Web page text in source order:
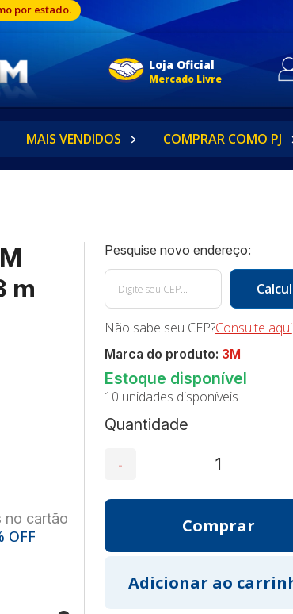
por estado.
Loja Oficial
Mercado Livre
MAIS VENDIDOS COMPRAR COMO PJ
m
no cartão
OFF
Quantidade
Não sabe seu CEP?Consulte aqui
10 unidades disponíveis
Marca do produto: 3M